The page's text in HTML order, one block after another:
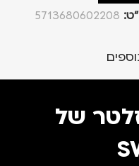
5713680602208
של